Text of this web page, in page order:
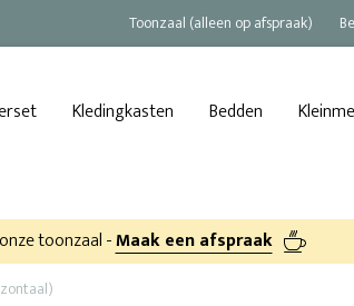
Toonzaal (alleen op afspraak)
Kledingkasten Bedden
toonzaal -Maak een afspraak